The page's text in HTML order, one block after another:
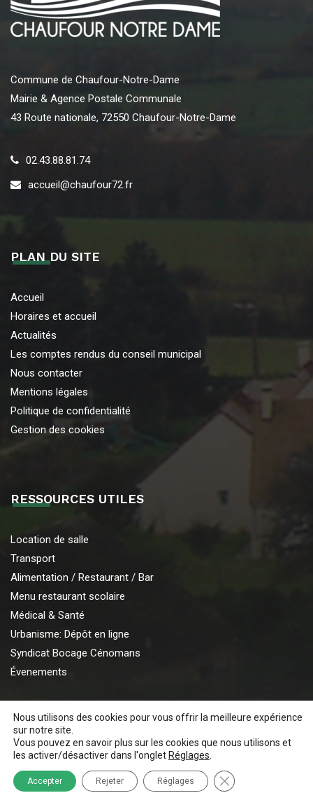
Commune de Chaufour-Notre-Dame
Mairie & Agence Postale Communale
43 Route nationale, 72550 Chaufour-Notre-Dame
02.43.88.81.74
accueil@chaufour72.fr
PLAN DU SITE
Accueil
Horaires et accueil
Actualités
Les comptes rendus du conseil municipal
Nous contacter
Mentions légales
Politique de confidentialité
Gestion des cookies
RESSOURCES UTILES
Location de salle
Transport
Alimentation / Restaurant / Bar
Menu restaurant scolaire
Médical & Santé
Urbanisme: Dépôt en ligne
Syndicat Bocage Cénomans
Évenements
© 2026 Mairie de Chaufour notre Dame. Tous droits réservés.
Site réalisé parVincent Meunier.
Nous utilisons des cookies pour vous offrir la meilleure expérience
sur notre site.
Vous pouvez en savoir plus sur les cookies que nous utilisons et
les activer/désactiver dans l'onglet Réglages
Accepter Rejeter Réglages Fermer la bannière